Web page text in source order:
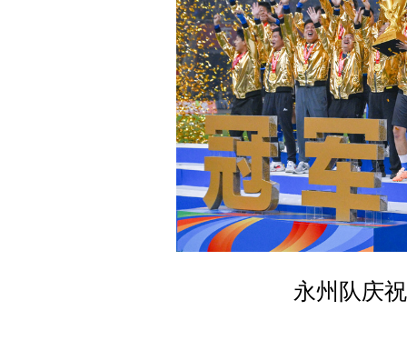
永州队庆